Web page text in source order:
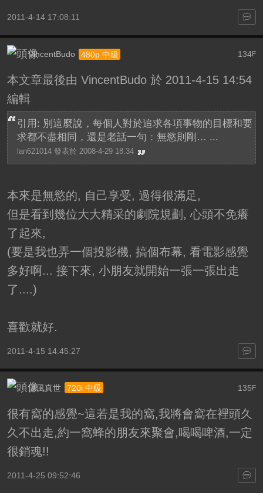
2011-4-14 17:08:11
134F
VincentBudo 480p 中級
本文章最後由 VincentBudo 於 2011-4-15 14:54
編輯
引用: 別這麼說，每個人對於追求各項事物的目標和要
求都不盡相同，還是老話一句：無慾則剛… ...
lan621014 發表於 2008-4-29 18:34
本來是無慾的, 自己享受, 過得很滿足,
但是看到幾位大大精采的劇院規劃, 心頭不免癢
了起來,
(要是我也弄一個投影機, 搞個布幕, 看電影感覺
多好啊... 接下來, 小朋友就開始一張一張出走
了....)
喜歡就好.
2011-4-15 14:45:27
135 F
涼風真世 720i 中級
很有窩的感覺~這若是我的窩,我將會窩在裡頭久
久不出走,約一窩蜂的朋友來聚會,喝喝啤酒,一定
很銷魂!!
2011-4-25 09:52:46